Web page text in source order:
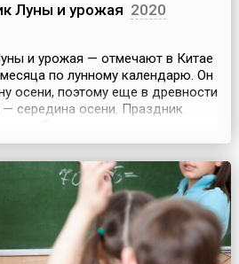
Луны и урожая 2020
и урожая — отмечают в Китае
по лунному календарю. Он
осени, поэтому еще в древности
середина осени. Праздник
— это день поклонения
государственный
три дня. По традиции в ден...